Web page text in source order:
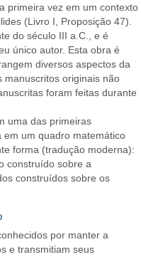
primeira vez em um contexto
(Livro I, Proposição 47).
do século III a.C., e é
único autor. Esta obra é
diversos aspectos da
manuscritos originais não
foram feitas durante
uma das primeiras
em um quadro matemático
forma (tradução moderna):
construído sobre a
construídos sobre os
por manter a
e transmitiam seus